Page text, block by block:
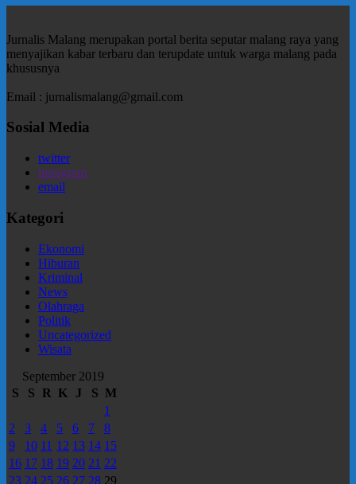
Jurnalis Malang merupakan portal berita seputar malang raya yang
menyajikan kabar terbaru dan terupdate untuk warga malang pada
khususnya
Email : jurnalismalang@gmail.com
Sosial Media
twitter
instagram
email
Kategori
Ekonomi
Hiburan
Kriminal
News
Olahraga
Politik
Uncategorized
Wisata
September 2019
S
S R K J S M
1
2
3 4 5 6 7
8
9
10 11 12 13 14 15
16 17 18 19 20 21 22
23 24 25 26 27 28 29